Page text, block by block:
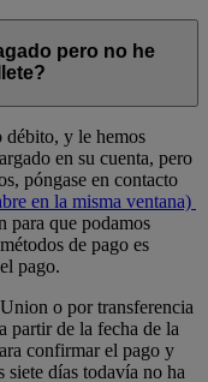
pero no he
débito, y le hemos
en su cuenta, pero
póngase en contacto
en la misma ventana)
para que podamos
de pago es
pago.
o por transferencia
partir de la fecha de la
confirmar el pago y
siete días todavía no ha